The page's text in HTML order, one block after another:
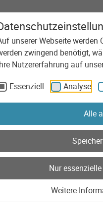
unserer Webseite werden
zwingend benötigt,
Nutzererfahrung auf
Essenziell
Analyse
Alle
Nur
Weitere
Beiträge